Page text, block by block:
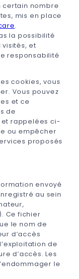
certain nombre
mis en place
.
la possibilité
et
responsabilité
cookies, vous
Vous pouvez
et ce
de
rappelées ci-
ou empêcher
proposés
envoyé
au sein
Ce fichier
le nom de
d’accès
de
d’accès. Les
le